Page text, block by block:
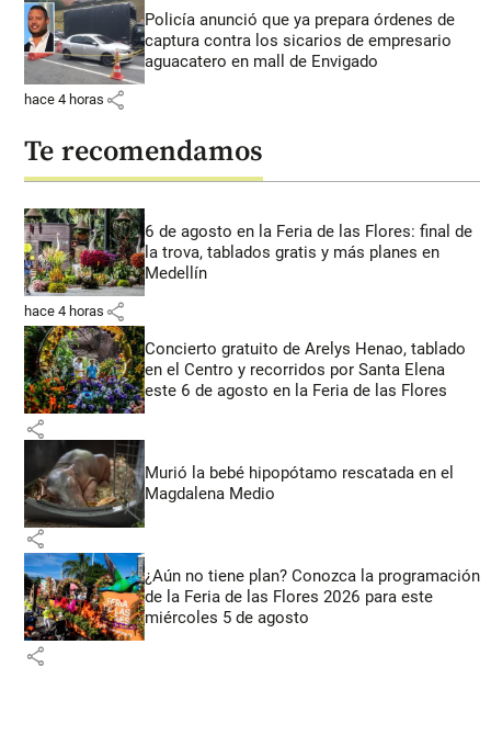
Policía anunció que ya prepara órdenes de
captura contra los sicarios de empresario
aguacatero en mall de Envigado
hace 4 horas share
Te recomendamos
6 de agosto en la Feria de las Flores: final de
la trova, tablados gratis y más planes en
Medellín
hace 4 horas share
Concierto gratuito de Arelys Henao, tablado
en el Centro y recorridos por Santa Elena
este 6 de agosto en la Feria de las Flores
share
Murió la bebé hipopótamo rescatada en el
Magdalena Medio
share
¿Aún no tiene plan? Conozca la programación
de la Feria de las Flores 2026 para este
miércoles 5 de agosto
share